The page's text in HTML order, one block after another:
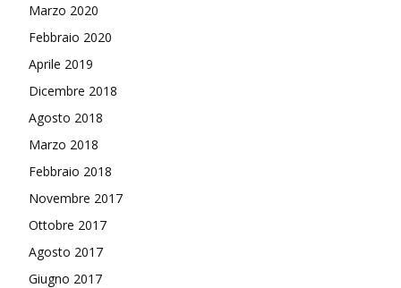
Marzo 2020
Febbraio 2020
Aprile 2019
Dicembre 2018
Agosto 2018
Marzo 2018
Febbraio 2018
Novembre 2017
Ottobre 2017
Agosto 2017
Giugno 2017